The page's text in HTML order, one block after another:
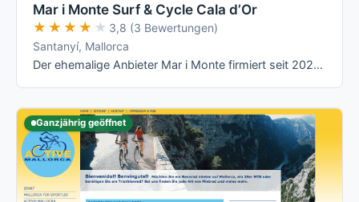
Mar i Monte Surf & Cycle Cala d’Or
★★★★★
★★★★★ 3,8 (3 Bewertungen)
Santanyí, Mallorca
Der ehemalige Anbieter Mar i Monte firmiert seit 2023 als Two Fine Wheels und sitzt heute mit neuem Shop im Zentrum von Cala d'Or statt am …
Ganzjährig geöffnet